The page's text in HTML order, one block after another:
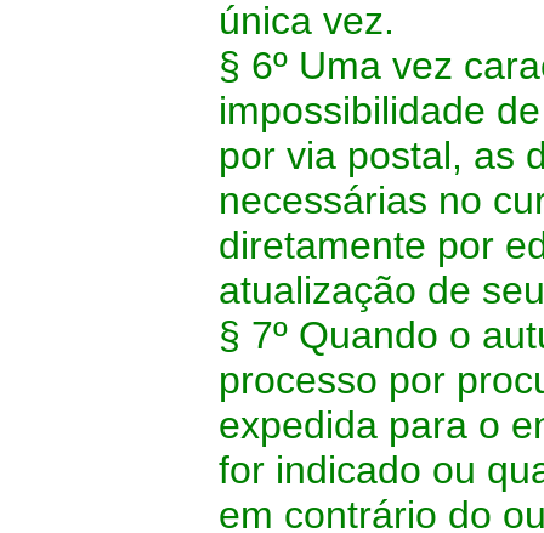
única vez.
§ 6º Uma vez
impossibilidade
por via postal, as
necessárias no
diretamente por
atualização de
§ 7º Quando o
processo por
expedida para o
for indicado ou
em contrário do